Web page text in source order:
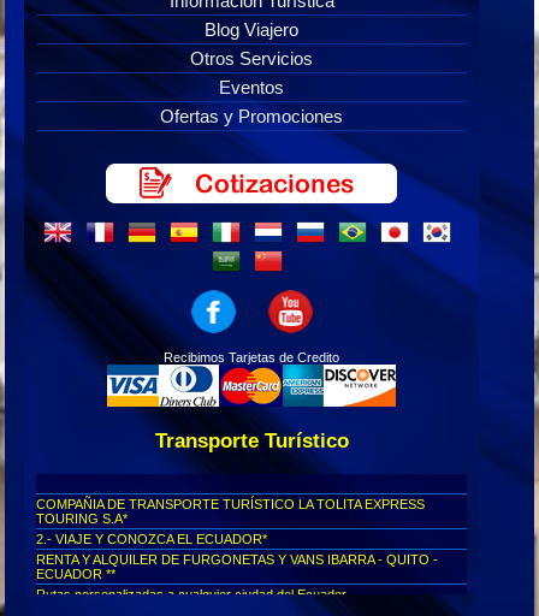
Blog Viajero
Otros Servicios
Eventos
Ofertas y Promociones
Recibimos Tarjetas de Credito
Transporte Turístico
COMPAÑIA DE TRANSPORTE TURÍSTICO LA TOLITA EXPRESS
TOURING S.A*
2.- VIAJE Y CONOZCA EL ECUADOR*
RENTA Y ALQUILER DE FURGONETAS Y VANS IBARRA - QUITO -
ECUADOR **
Rutas personalizadas a cualquier ciudad del Ecuador...